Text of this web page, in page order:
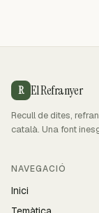
R El Refranyer
Recull de dites,
català. Una font
NAVEGACIÓ
Inici